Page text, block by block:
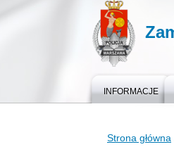
INFORMACJE
Strona główna